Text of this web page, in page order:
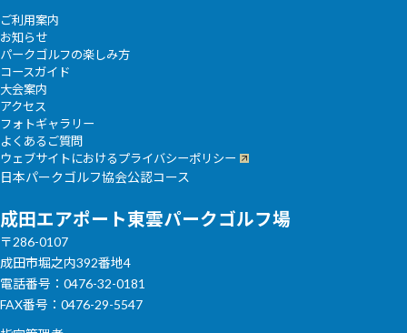
ご利用案内
お知らせ
パークゴルフの楽しみ方
コースガイド
大会案内
アクセス
フォトギャラリー
よくあるご質問
ウェブサイトにおけるプライバシーポリシー
日本パークゴルフ協会公認コース
成田エアポート東雲パークゴルフ場
〒286-0107
成田市堀之内392番地4
電話番号：0476-32-0181
FAX番号：0476-29-5547